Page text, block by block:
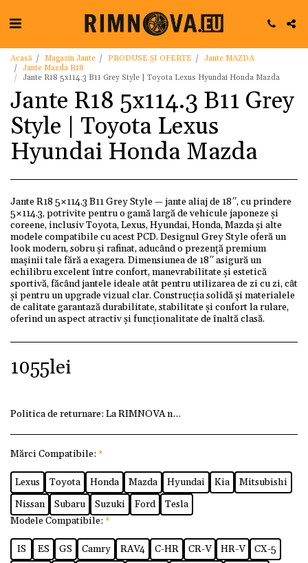
Acasă Magazin Jante PRODUSE ȘI OFERTE
Jante MAZDA
Jante Mazda R18
Jante R18 5x114.3 B11 Grey Style | Toyota Lexus Hyundai Honda Mazda
Jante R18 5x114.3 B11 Grey
Style | Toyota Lexus
Hyundai Honda Mazda
Jante R18 5×114.3 B11 Grey Style — jante aliaj de 18″, cu prindere
5×114.3, potrivite pentru o gamă largă de vehicule japoneze și
coreene, inclusiv Toyota, Lexus, Hyundai, Honda, Mazda și alte
modele compatibile cu acest PCD. Designul Grey Style oferă un
look modern, sobru și rafinat, aducând o prezență premium
mașinii tale fără a exagera. Dimensiunea de 18″ asigură un
echilibru excelent între confort, manevrabilitate și estetică
sportivă, făcând jantele ideale atât pentru utilizarea de zi cu zi, cât
și pentru un upgrade vizual clar. Construcția solidă și materialele
de calitate garantază durabilitate, stabilitate și confort la rulare,
oferind un aspect atractiv și funcționalitate de înaltă clasă.
1055lei
Politica de returnare: La RIMNOVA ne dorim ca fiecare
Mărci Compatibile: *
Lexus Toyota Honda Mazda Hyundai Kia
Mitsubishi
Nissan
Subaru Suzuki Ford
Tesla
Modele Compatibile: *
IS ES GS Camry RAV4 C-HR CR-V HR-V
CX-5